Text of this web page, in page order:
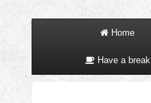
Home
Have a break